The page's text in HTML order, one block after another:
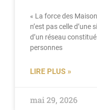
« La force des
n’est pas celle d’une
d’un réseau
personnes
LIRE PLUS »
mai 29, 2026